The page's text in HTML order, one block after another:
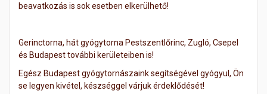
beavatkozás is sok esetben elkerülhető!
Gerinctorna, hát gyógytorna Pestszentlőrinc, Zugló, Csepel
és Budapest további kerületeiben is!
Egész Budapest gyógytornászaink segítségével gyógyul, Ön
se legyen kivétel, készséggel várjuk érdeklődését!